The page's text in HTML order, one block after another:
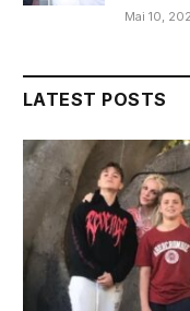
Mai 10,
LATEST POSTS